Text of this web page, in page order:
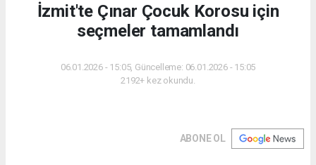
İzmit'te Çınar Çocuk Korosu için
seçmeler tamamlandı
06.01.2026 - 15:05, Güncelleme: 06.01.2026 - 15:05
2192+ kez okundu.
ABONE OL